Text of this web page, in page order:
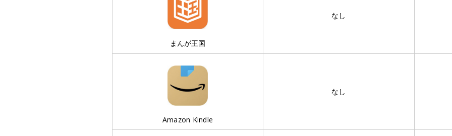
まんが王国
なし
Amazon Kindle
なし